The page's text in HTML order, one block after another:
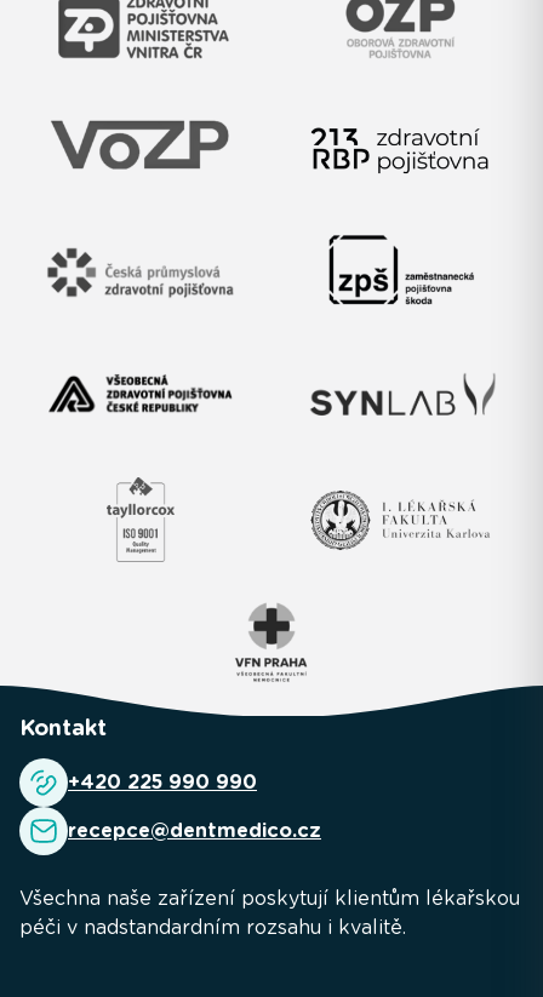
Kontakt
+420 225 990 990
recepce@dentmedico.cz
Všechna naše zařízení poskytují klientům lékařskou
péči v nadstandardním rozsahu i kvalitě.